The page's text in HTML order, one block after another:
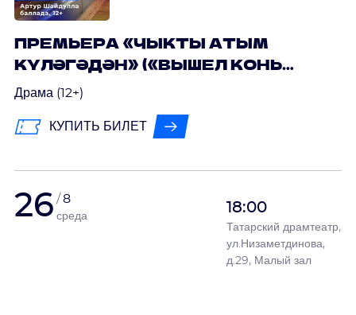
ПРЕМЬЕРА «ЧЫКТЫ АТЫМ
КҮЛӘГӘДӘН» («ВЫШЕЛ КОНЬ
МОЙ ИЗ ТЕНИ») АРТУР
Драма (12+)
КУПИТЬ БИЛЕТ
26 8
среда
18:00
Татарский драмтеатр,
ул.Низаметдинова,
д.29, Малый зал